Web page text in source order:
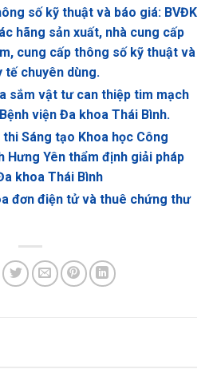
số kỹ thuật và báo giá: BVĐK
hãng sản xuất, nhà cung cấp
cung cấp thông số kỹ thuật và
tế chuyên dùng.
sắm vật tư can thiệp tim mạch
viện Đa khoa Thái Bình.
Sáng tạo Khoa học Công
Hưng Yên thẩm định giải pháp
khoa Thái Bình
đơn điện tử và thuê chứng thư